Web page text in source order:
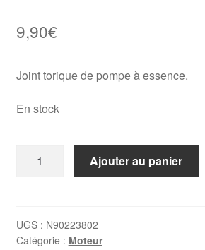
9,90€
Joint torique de pompe à essence.
En stock
sur
pompe
Ajouter au panier
UGS : N90223802
Catégorie : Moteur